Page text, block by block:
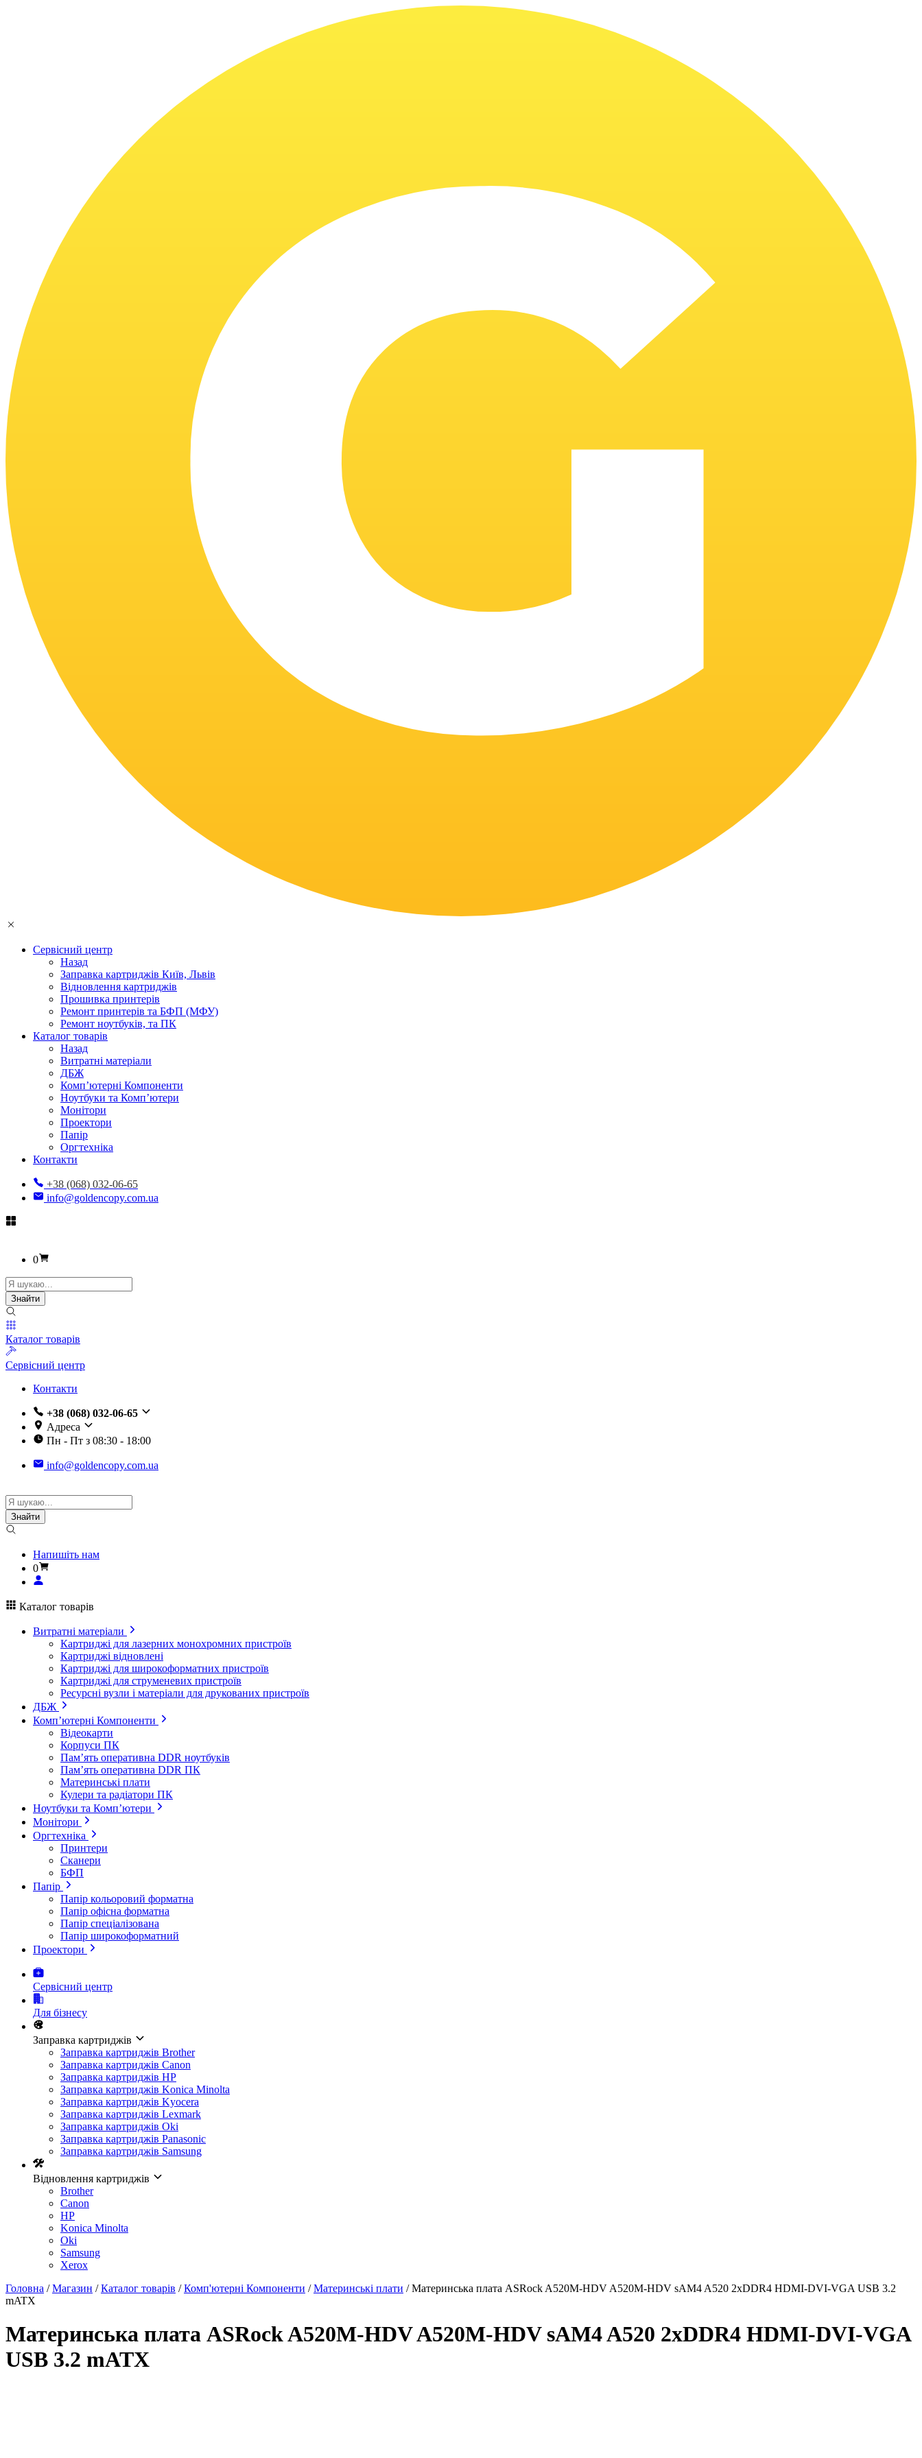
Сервісний центр
Назад
Заправка картриджів Київ, Львів
Відновлення картриджів
Прошивка принтерів
Ремонт принтерів та БФП (МФУ)
Ремонт ноутбуків, та ПК
Каталог товарів
Назад
Витратні матеріали
ДБЖ
Комп’ютерні Компоненти
Ноутбуки та Комп’ютери
Монітори
Проектори
Папір
Оргтехніка
Контакти
+38 (068) 032-06-65
info@goldencopy.com.ua
0
Пошук
товарів
Знайти
Каталог товарів
Сервісний центр
Контакти
+38 (068) 032-06-65
Адреса
Пн - Пт з 08:30 - 18:00
info@goldencopy.com.ua
Пошук
товарів
Знайти
Напишіть нам
0
Каталог товарів
Витратні матеріали
Картриджі для лазерних монохромних пристроїв
Картриджі відновлені
Картриджі для широкоформатних пристроїв
Картриджі для струменевих пристроїв
Ресурсні вузли і матеріали для друкованих пристроїв
ДБЖ
Комп’ютерні Компоненти
Відеокарти
Корпуси ПК
Пам’ять оперативна DDR ноутбуків
Пам’ять оперативна DDR ПК
Материнські плати
Кулери та радіатори ПК
Ноутбуки та Комп’ютери
Монітори
Оргтехніка
Принтери
Сканери
БФП
Папір
Папір кольоровий форматна
Папір офісна форматна
Папір спеціалізована
Папір широкоформатний
Проектори
Сервісний центр
Для бізнесу
Заправка картриджів
Заправка картриджів Brother
Заправка картриджів Canon
Заправка картриджів HP
Заправка картриджів Konica Minolta
Заправка картриджів Kyocera
Заправка картриджів Lexmark
Заправка картриджів Oki
Заправка картриджів Panasonic
Заправка картриджів Samsung
Відновлення картриджів
Brother
Canon
HP
Konica Minolta
Oki
Samsung
Xerox
Головна /Магазин /Каталог товарів /Комп'ютерні Компоненти /Материнські плати / Материнська плата ASRock A520M-HDV A520M-HDV sAM4 A520 2xDDR4 HDMI-DVI-VGA USB 3.2
mATX
Материнська плата ASRock A520M-HDV A520M-HDV sAM4 A520 2xDDR4 HDMI-DVI-VGA
USB 3.2 mATX